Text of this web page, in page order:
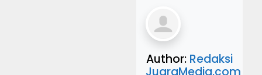
Author: Redaksi